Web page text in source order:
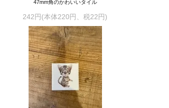
47mm角のかわいいタイル
242円(本体220円、税22円)